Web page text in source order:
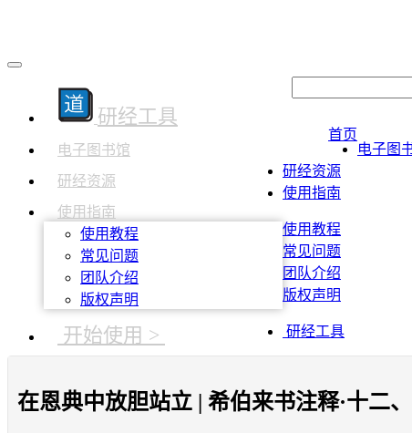
研经工具
电子图书馆
研经资源
使用指南
使用教程
常见问题
团队介绍
版权声明
开始使用 >
首页
电子图
研经资源
使用指南
使用教程
常见问题
团队介绍
版权声明
研经工具
在恩典中放胆站立 | 希伯来书注释·十二